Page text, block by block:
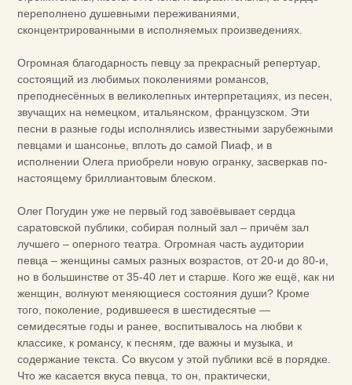
переполнено душевными переживаниями,
сконцентрированными в исполняемых произведениях.
Огромная благодарность певцу за прекрасный репертуар,
состоящий из любимых поколениями романсов,
преподнесённых в великолепных интерпретациях, из песен,
звучащих на немецком, итальянском, французском. Эти
песни в разные годы исполнялись известными зарубежными
певцами и шансонье, вплоть до самой Пиаф, и в
исполнении Олега приобрели новую огранку, засверкав по-
настоящему бриллиантовым блеском.
Олег Погудин уже не первый год завоёвывает сердца
саратовской публики, собирая полный зал – причём зал
лучшего – оперного театра. Огромная часть аудитории
певца – женщины самых разных возрастов, от 20-и до 80-и,
но в большинстве от 35-40 лет и старше. Кого же ещё, как ни
женщин, волнуют меняющиеся состояния души? Кроме
того, поколение, родившееся в шестидесятые —
семидесятые годы и ранее, воспитывалось на любви к
классике, к романсу, к песням, где важны и музыка, и
содержание текста. Со вкусом у этой публики всё в порядке.
Что же касается вкуса певца, то он, практически,